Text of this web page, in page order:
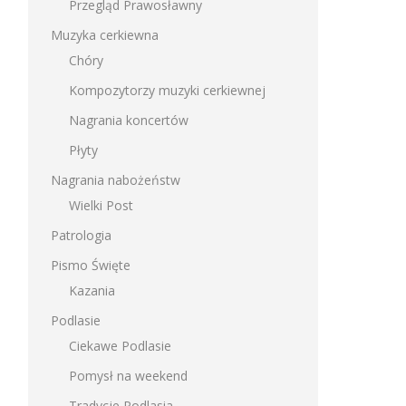
Przegląd Prawosławny
Muzyka cerkiewna
Chóry
Kompozytorzy muzyki cerkiewnej
Nagrania koncertów
Płyty
Nagrania nabożeństw
Wielki Post
Patrologia
Pismo Święte
Kazania
Podlasie
Ciekawe Podlasie
Pomysł na weekend